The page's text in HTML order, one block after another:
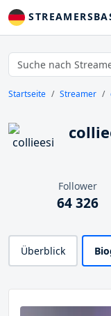
Startseite Streamer
Follower
64 326
Überblick